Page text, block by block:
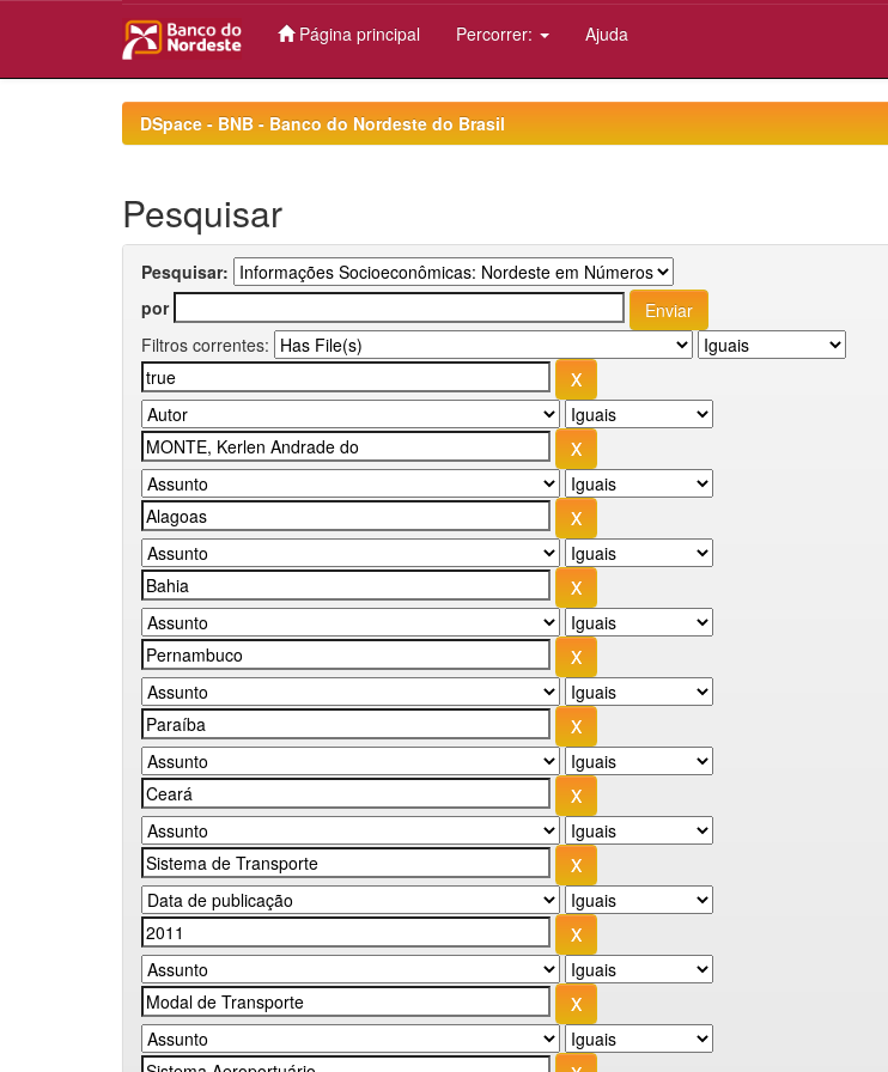
Página principal Percorrer: Ajuda
DSpace - BNB - Banco do Nordeste do Brasil
Pesquisar
Pesquisar:
por
Filtros correntes: